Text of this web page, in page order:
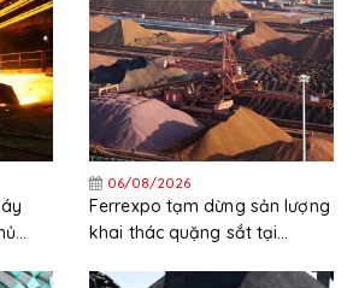
06/08/2026
Ferrexpo tạm dừng sản lượng
khai thác quặng sắt tại